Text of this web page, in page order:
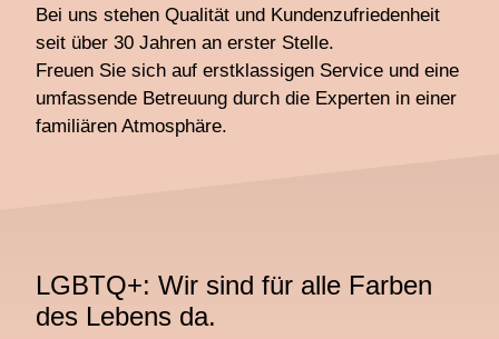
Bei uns stehen Qualität und Kundenzufriedenheit
seit über 30 Jahren an erster Stelle.
Freuen Sie sich auf erstklassigen Service und eine
umfassende Betreuung durch die Experten in einer
familiären Atmosphäre.
LGBTQ+: Wir sind für alle Farben
des Lebens da.